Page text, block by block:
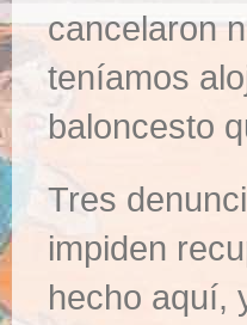
cancelaron
teníamos
baloncesto
Tres
impiden
hecho aquí,